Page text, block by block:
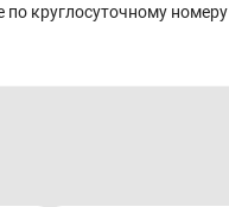
круглосуточному номеру